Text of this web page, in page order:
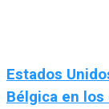
Estados
Bélgica en